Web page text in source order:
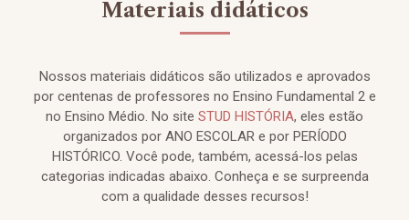
Materiais didáticos
Nossos materiais didáticos são utilizados e aprovados
por centenas de professores no Ensino Fundamental 2 e
no Ensino Médio. No site STUD HISTÓRIA, eles estão
organizados por ANO ESCOLAR e por PERÍODO
HISTÓRICO. Você pode, também, acessá-los pelas
categorias indicadas abaixo. Conheça e se surpreenda
com a qualidade desses recursos!